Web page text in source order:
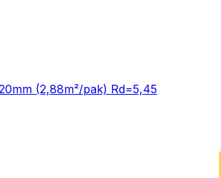
(2,88m²/pak) Rd=5,45